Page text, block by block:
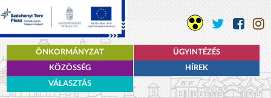
ÖNKORMÁNYZAT
ÜGYINTÉZÉS
KÖZÖSSÉG
HÍREK
VÁLASZTÁS